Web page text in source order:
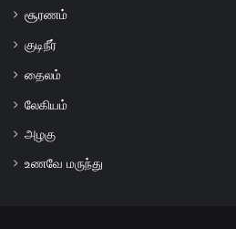
சூரணம்
குடிநீர்
தைலம்
லேகியம்
அழகு
உணவே மருந்து